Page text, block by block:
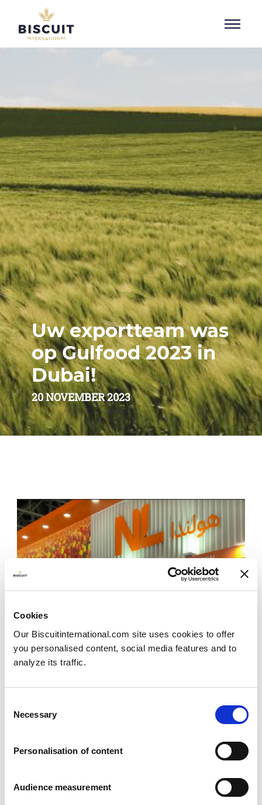
Cookies
Our Biscuitinternational.com site uses cookies to offer
you personalised content, social media features and to
analyze its traffic.
Selection
Necessary
Personalisation of content
Audience measurement
Aller au contenu
Uw exportteam was
op Gulfood 2023 in
Dubai!
20 NOVEMBER 2023
Gulfood 2023 in Dubai!